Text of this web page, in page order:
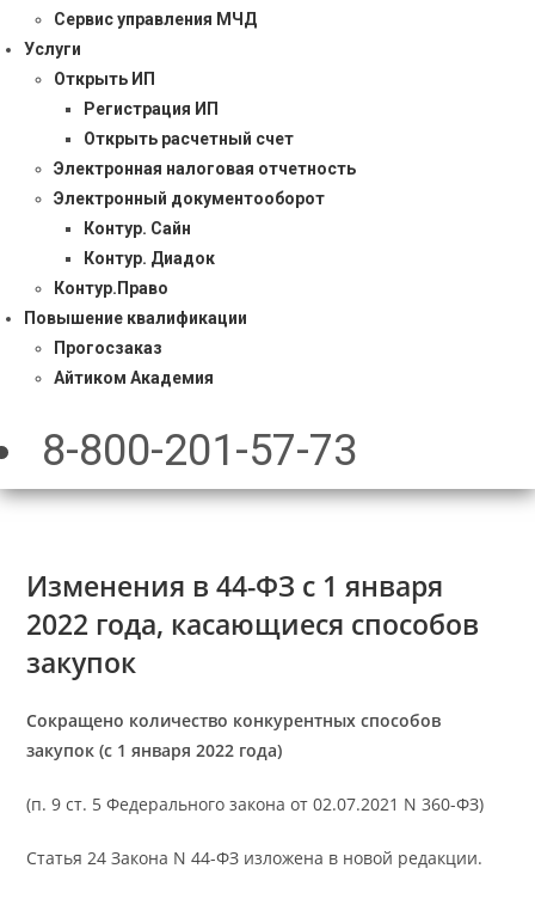
Сервис управления МЧД
Услуги
Открыть ИП
Регистрация ИП
Открыть расчетный счет
Электронная налоговая отчетность
Электронный документооборот
Контур. Сайн
Контур. Диадок
Контур.Право
Повышение квалификации
Прогосзаказ
Айтиком Академия
8-800-201-57-73
Изменения в 44-ФЗ с 1 января
2022 года, касающиеся способов
закупок
Сокращено количество конкурентных способов
закупок (с 1 января 2022 года)
(п. 9 ст. 5 Федерального закона от 02.07.2021 N 360-ФЗ)
Статья 24 Закона N 44-ФЗ изложена в новой редакции.